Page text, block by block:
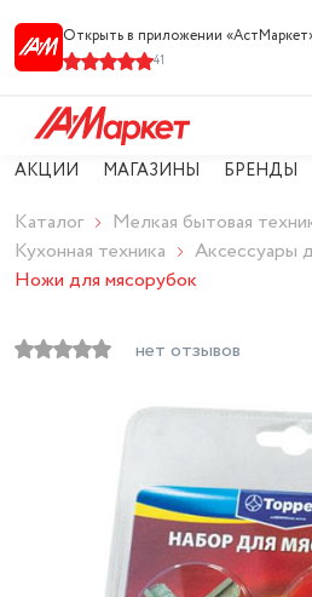
Открыть в приложении
41
АКЦИИ МАГАЗИНЫ БРЕНДЫ
Каталог
Мелкая бытовая
Кухонная техника
Аксессуары
Ножи для мясорубок
нет отзывов